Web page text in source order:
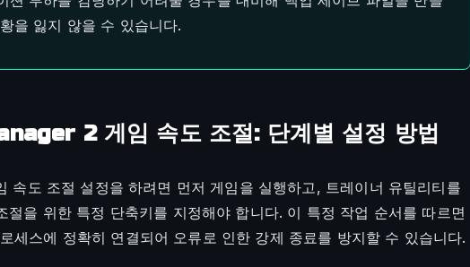
을 잃지 않을 수 있습니다.
2 게임 속도 조절: 단계별 설정 방법
도 조절 설정을 하려면 먼저 게임을 실행하고, 트레이너 유틸리티를
절을 위한 특정 단축키를 지정해야 합니다. 이 특정 작업 순서를 따르면
세스에 정확히 연결되어 오류로 인한 강제 종료를 방지할 수 있습니다.